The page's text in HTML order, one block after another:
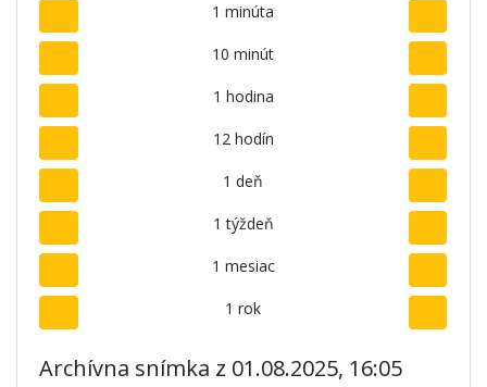
1 minúta
10 minút
1 hodina
12 hodín
1 deň
1 týždeň
1 mesiac
1 rok
Archívna snímka z 01.08.2025, 16:05